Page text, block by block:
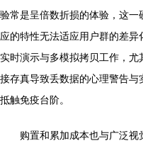
验常是呈倍数折损的体验，这
应的特性无法适应用户群的差
实时演示与多模拟拷贝工作，
接存真导致丢数据的心理警告
抵触免疫台阶。
购置和累加成本也与广泛